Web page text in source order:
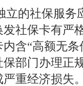
立的社保服务
社保卡有严
含“高额无
部门办理正
重经济损失